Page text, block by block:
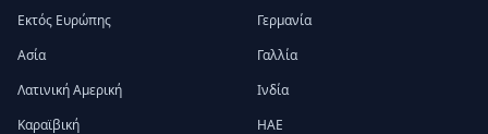
Εκτός Ευρώπης
Ασία
Λατινική Αμερική
Καραϊβική
Γερμανία
Γαλλία
Ινδία
ΗΑΕ